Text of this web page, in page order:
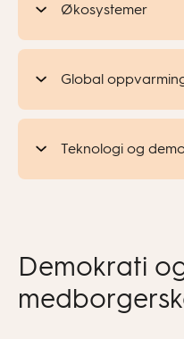
Økosystemer
Global
Teknologi og
Demokrati